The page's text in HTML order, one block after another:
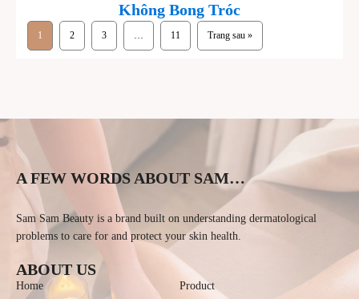
Không Bong Tróc
1 2 3 … 11 Trang sau »
A FEW WORDS ABOUT SAM…
Sam Sam Beauty is a brand built on understanding dermatological
problems to care for and protect your skin health.
ABOUT US
Home
Product